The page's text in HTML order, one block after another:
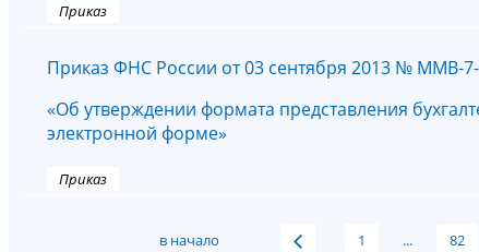
Приказ
Приказ ФНС России от 03 сентября 2013 № ММВ-
«Об утверждении формата представления
электронной форме»
Приказ
в начало 1 ... 82